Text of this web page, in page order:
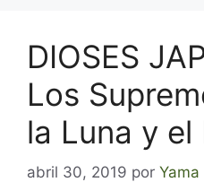
DIOSES
Los
la Luna y el
abril 30, 2019 por